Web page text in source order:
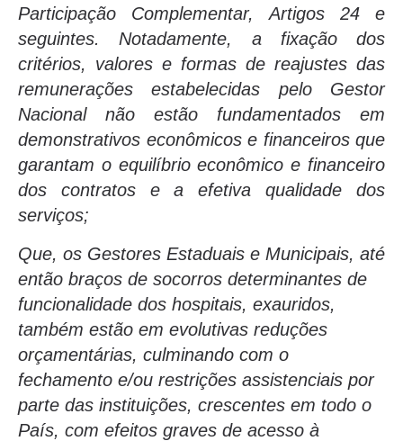
Participação Complementar, Artigos 24 e
seguintes. Notadamente, a fixação dos
critérios, valores e formas de reajustes das
remunerações estabelecidas pelo Gestor
Nacional não estão fundamentados em
demonstrativos econômicos e financeiros que
garantam o equilíbrio econômico e financeiro
dos contratos e a efetiva qualidade dos
serviços;
Que, os Gestores Estaduais e Municipais, até
então braços de socorros determinantes de
funcionalidade dos hospitais, exauridos,
também estão em evolutivas reduções
orçamentárias, culminando com o
fechamento e/ou restrições assistenciais por
parte das instituições, crescentes em todo o
País, com efeitos graves de acesso à